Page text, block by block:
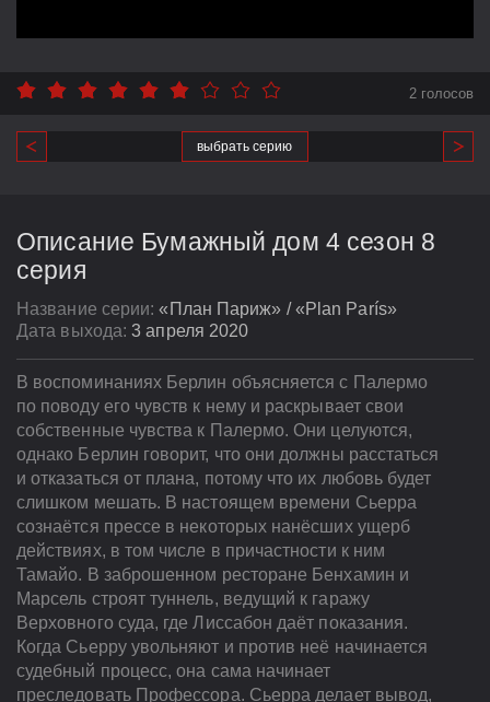
2 голосов
выбрать серию
Описание Бумажный дом 4 сезон 8
серия
Название серии:«План Париж» / «Plan París»
Дата выхода:3 апреля 2020
В воспоминаниях Берлин объясняется с Палермо
по поводу его чувств к нему и раскрывает свои
собственные чувства к Палермо. Они целуются,
однако Берлин говорит, что они должны расстаться
и отказаться от плана, потому что их любовь будет
слишком мешать. В настоящем времени Сьерра
сознаётся прессе в некоторых нанёсших ущерб
действиях, в том числе в причастности к ним
Тамайо. В заброшенном ресторане Бенхамин и
Марсель строят туннель, ведущий к гаражу
Верховного суда, где Лиссабон даёт показания.
Когда Сьерру увольняют и против неё начинается
судебный процесс, она сама начинает
преследовать Профессора. Сьерра делает вывод,